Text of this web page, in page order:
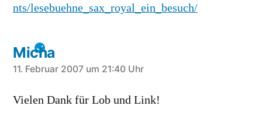
nts/lesebuehne_sax_royal_ein_besuch/
Micha
schreibt:
11. Februar 2007 um 21:40 Uhr
Vielen Dank für Lob und Link!